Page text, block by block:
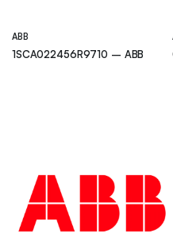
ABB
1SCA022456R9710 – ABB